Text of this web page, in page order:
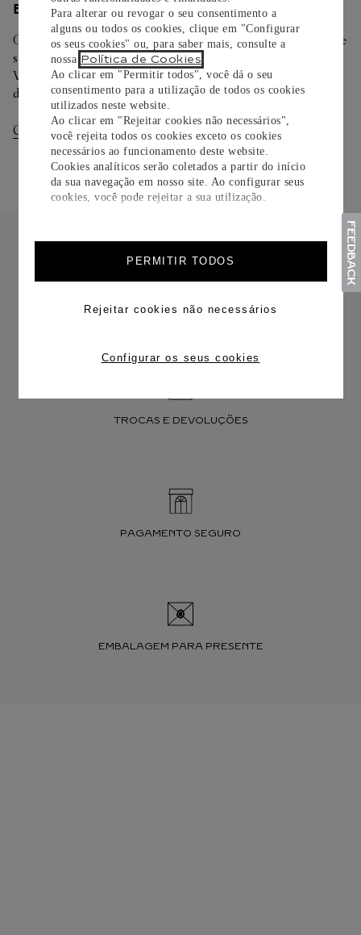
Para alterar ou revogar o seu consentimento a
alguns ou todos os cookies, clique em "Configurar
os seus cookies" ou, para saber mais, consulte a
nossa Política de Cookies
Ao clicar em "Permitir todos", você dá o seu
consentimento para a utilização de todos os cookies
utilizados neste website.
Ao clicar em "Rejeitar cookies não necessários",
você rejeita todos os cookies exceto os cookies
necessários ao funcionamento deste website.
Cookies analíticos serão coletados a partir do início
da sua navegação em nosso site. Ao configurar seus
cookies, você pode rejeitar a sua utilização.
PERMITIR TODOS
Rejeitar cookies não necessários
Configurar os seus cookies
ENTREGA/DEVOLUÇÃO
Oferecemos diferentes opções de entrega. Selecione o envio de
sua preferência na finalização de seu pedido.
Você pode trocar ou devolver sua criação Cartier em até 30
dias.
Consultar Entregas Consultar Devoluções
FRETE CORTESIA
TROCAS E DEVOLUÇÕES
PAGAMENTO SEGURO
EMBALAGEM PARA PRESENTE